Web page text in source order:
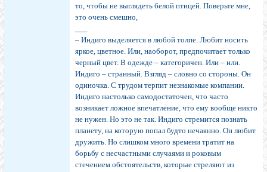
то, чтобы не выглядеть белой птицей. Поверьте мне,
это очень смешно,
– Индиго выделяется в любой толпе. Любит носить
яркое, цветное. Или, наоборот, предпочитает только
черный цвет. В одежде – категоричен. Или – или.
Индиго – странный. Взгляд – словно со стороны. Он
одиночка. С трудом терпит незнакомые компании.
Индиго настолько самодостаточен, что часто
возникает ложное впечатление, что ему вообще никто
не нужен. Но это не так. Индиго стремится познать
планету, на которую попал будто нечаянно. Он любит
дружить. Но слишком много времени тратит на
борьбу с несчастными случаями и роковым
стечением обстоятельств, которые стреляют из